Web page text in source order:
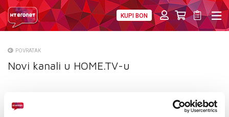
KUPI BON
O NAMA
NATJEČAJI
POVRATAK
Novi kanali u HOME.TV-u